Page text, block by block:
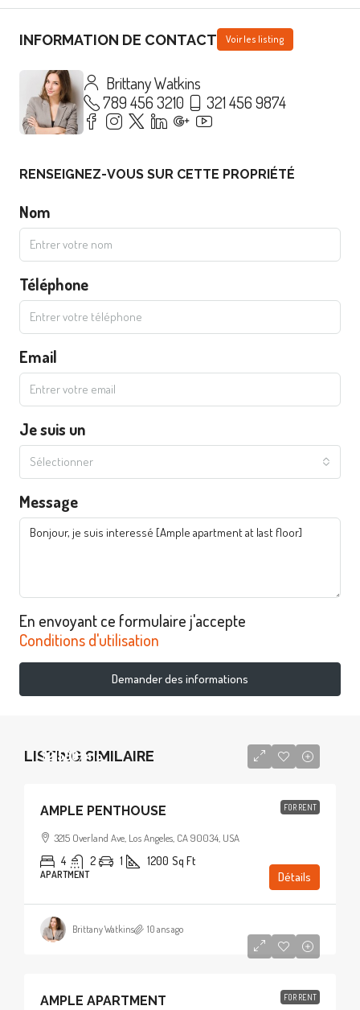
INFORMATION DE CONTACT Voir les listing
Brittany Watkins
789 456 3210
321 456 9874
RENSEIGNEZ-VOUS SUR CETTE PROPRIÉTÉ
Nom
Téléphone
Email
Je suis un
Sélectionner
Message
En envoyant ce formulaire j'accepte
Conditions d'utilisation
Demander des informations
LISTING SIMILAIRE
FOR RENT
$2,500/mo
AMPLE PENTHOUSE
3215 Overland Ave, Los Angeles, CA 90034, USA
4 2 1 1200 Sq Ft
APARTMENT Détails
Brittany Watkins 10 ans ago
FOR RENT
$1,900
AMPLE APARTMENT